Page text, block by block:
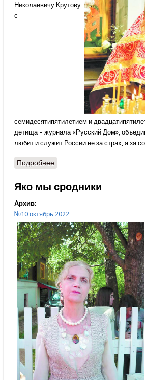
Николаевичу Крутову
с
семидесятипятилетием и
детища – журнала «Русский Дом»,
любит и служит России не за страх, а за
Подробнеео Мы – русские! Какой
Яко мы сродники
Архив:
№10 октябрь 2022